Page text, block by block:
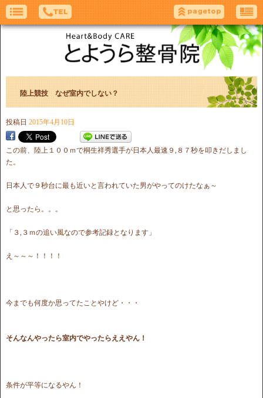
陸上競技 なぜ室内でしない？
投稿日 2015年4月10日
この前、陸上１００ｍで桐生祥秀選手が日本人最速９,８７秒を叩きだしまし
た。
日本人で９秒台に最も近いと言われていた男がやってのけたなぁ～
と思ったら。。。
「３,３ｍの追い風なので参考記録となります」
え～～～！！！！
今までも何度か思ってたことやけど・・・
そんなんやったら室内でやったらええやん！
条件が平等になるやん！